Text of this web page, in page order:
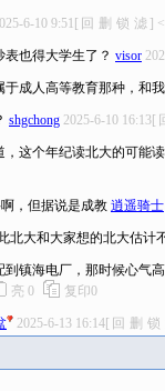
6-10 9:51 [ 回 删 锁 滤 ]
也得大学生了？ visor
成人高等教育那种，和
shgchong 2025-6-10 16:13[
这个年纪读北大的可能
，但据说是成教 逍遥骑士
北大和大家想的北大估计
镇海电厂，那时候心气
亮 0 复印0
2025-6-13 16:14[ 回 删 锁